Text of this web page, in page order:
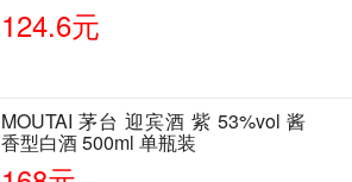
124.6元
MOUTAI 茅台 迎宾酒 紫 53%vol 酱
香型白酒 500ml 单瓶装